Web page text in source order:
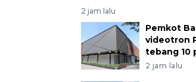
2 jam lalu
Pemkot
videotron
tebang 10
2 jam lalu